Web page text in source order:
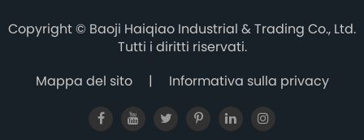
Copyright © Baoji Haiqiao Industrial & Trading Co., Ltd.
Tutti i diritti riservati.
Mappa del sito| Informativa sulla privacy